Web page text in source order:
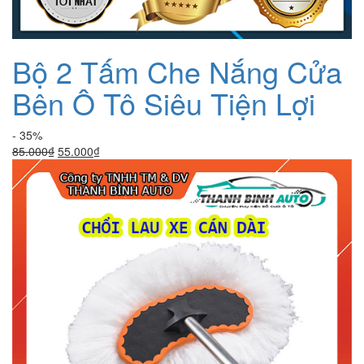
Bộ 2 Tấm Che Nắng Cửa
Bên Ô Tô Siêu Tiện Lợi
- 35%
85.000₫ Giá
là:
85.000₫.
55.000₫Giá
tại
là:
55.000₫.